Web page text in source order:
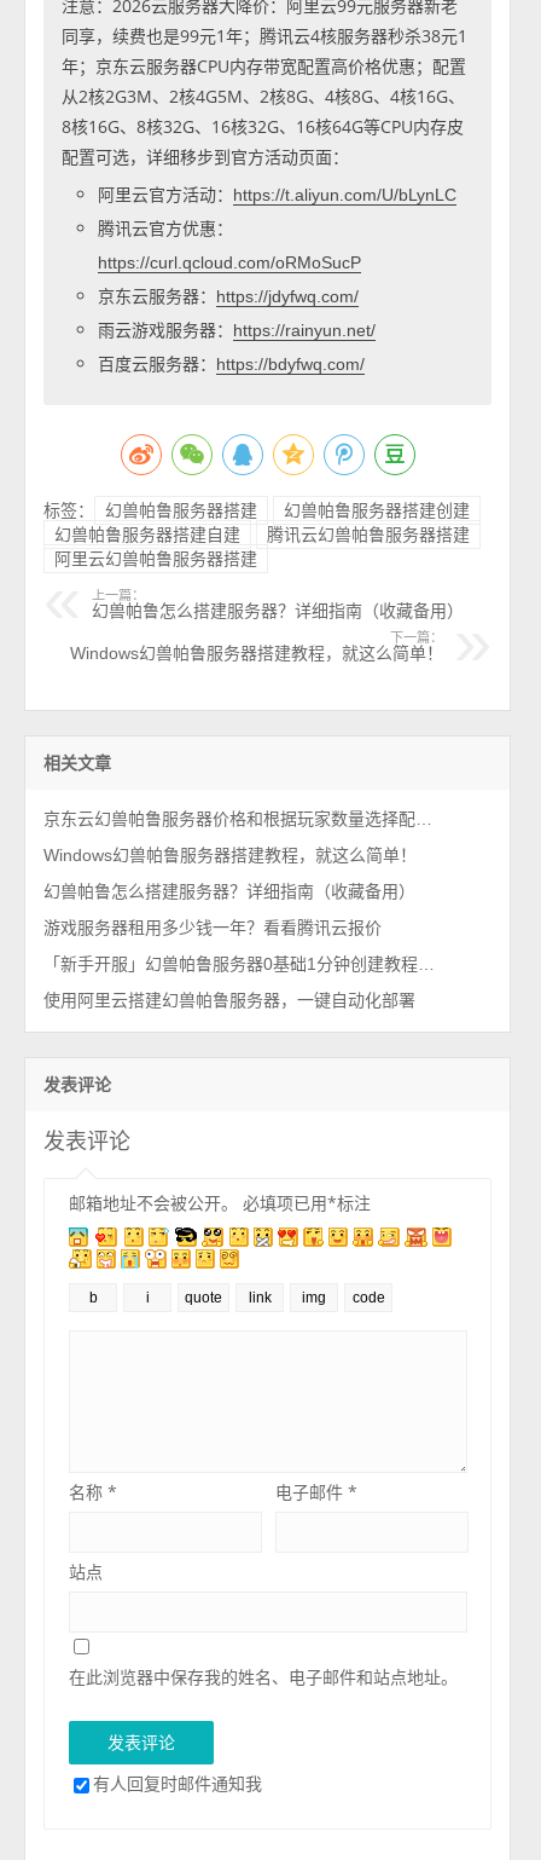
注意：2026云服务器大降价：阿里云99元服务器新老
同享，续费也是99元1年；腾讯云4核服务器秒杀38元1
年；京东云服务器CPU内存带宽配置高价格优惠；配置
从2核2G3M、2核4G5M、2核8G、4核8G、4核16G、
8核16G、8核32G、16核32G、16核64G等CPU内存皮
配置可选，详细移步到官方活动页面：
阿里云官方活动：
https://t.aliyun.com/U/bLynLC
腾讯云官方优惠：
https://curl.qcloud.com/oRMoSucP
京东云服务器： https://jdyfwq.com/
雨云游戏服务器： https://rainyun.net/
百度云服务器： https://bdyfwq.com/
标签： 幻兽帕鲁服务器搭建
幻兽帕鲁服务器搭建创建
幻兽帕鲁服务器搭建自建
腾讯云幻兽帕鲁服务器搭建
阿里云幻兽帕鲁服务器搭建
上一篇：
幻兽帕鲁怎么搭建服务器？详细指南（收藏备用）
下一篇：
Windows幻兽帕鲁服务器搭建教程，就这么简单！
相关文章
Windows幻兽帕鲁服务器搭建教程，就这么简单！
幻兽帕鲁怎么搭建服务器？详细指南（收藏备用）
游戏服务器租用多少钱一年？看看腾讯云报价
使用阿里云搭建幻兽帕鲁服务器，一键自动化部署
发表评论
发表评论
邮箱地址不会被公开。 必填项已用*标注
名称* 电子邮件*
站点
在此浏览器中保存我的姓名、电子邮件和站点地址。
有人回复时邮件通知我